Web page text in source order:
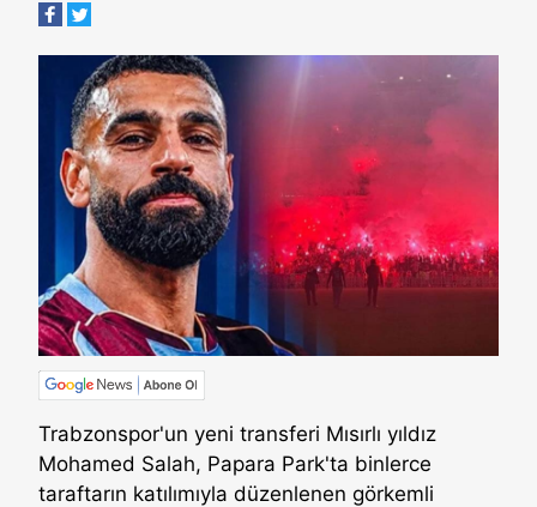
Trabzonspor'un yeni transferi Mısırlı yıldız
Mohamed Salah, Papara Park'ta binlerce
taraftarın katılımıyla düzenlenen görkemli